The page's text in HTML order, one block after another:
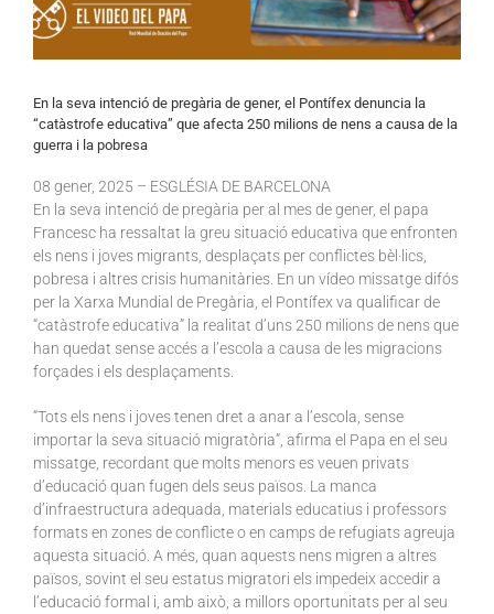
En la seva intenció de pregària de gener, el Pontífex denuncia la
“catàstrofe educativa” que afecta 250 milions de nens a causa de la
guerra i la pobresa
08 gener, 2025 – ESGLÉSIA DE BARCELONA
En la seva intenció de pregària per al mes de gener, el papa
Francesc ha ressaltat la greu situació educativa que enfronten
els nens i joves migrants, desplaçats per conflictes bèl·lics,
pobresa i altres crisis humanitàries. En un vídeo missatge difós
per la Xarxa Mundial de Pregària, el Pontífex va qualificar de
“catàstrofe educativa” la realitat d’uns 250 milions de nens que
han quedat sense accés a l’escola a causa de les migracions
forçades i els desplaçaments.
“Tots els nens i joves tenen dret a anar a l’escola, sense
importar la seva situació migratòria”, afirma el Papa en el seu
missatge, recordant que molts menors es veuen privats
d’educació quan fugen dels seus països. La manca
d’infraestructura adequada, materials educatius i professors
formats en zones de conflicte o en camps de refugiats agreuja
aquesta situació. A més, quan aquests nens migren a altres
països, sovint el seu estatus migratori els impedeix accedir a
l’educació formal i, amb això, a millors oportunitats per al seu